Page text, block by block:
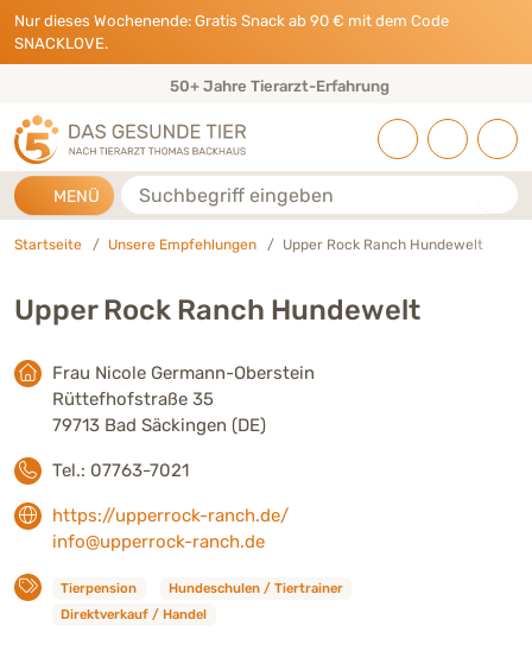
Direkt zu:
INHALT
HAUPTMENÜ
FOOTER
Nur dieses Wochenende: Gratis Snack ab 90 € mit dem Code
SNACKLOVE.
50+ Jahre Tierarzt-Erfahrung
MENÜ Suche
Startseite Unsere Empfehlungen Upper Rock Ranch Hundewelt
Upper Rock Ranch Hundewelt
Frau Nicole Germann-Oberstein
Rüttefhofstraße 35
79713 Bad Säckingen (DE)
Tel.: 07763-7021
https://upperrock-ranch.de/
info@upperrock-ranch.de
Tierpension
Hundeschulen / Tiertrainer
Direktverkauf / Handel